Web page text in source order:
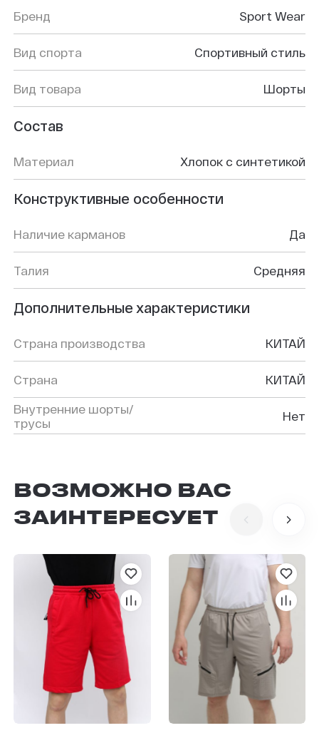
Бренд Sport Wear
Вид спорта Спортивный стиль
Вид товара Шорты
Состав
Материал Хлопок с синтетикой
Конструктивные особенности
Наличие карманов Да
Талия Средняя
Дополнительные характеристики
Страна производства КИТАЙ
Страна КИТАЙ
Внутренние шорты/
трусы
Нет
ВОЗМОЖНО ВАС
ЗАИНТЕРЕСУЕТ